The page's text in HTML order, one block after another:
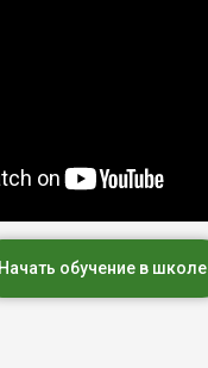
Начать обучение в школе